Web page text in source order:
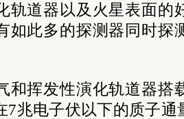
轨道器以及火星表面的
如此多的探测器同时探
和挥发性演化轨道器搭
7兆电子伏以下的质子